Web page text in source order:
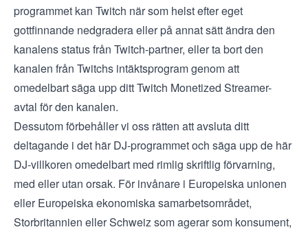
programmet kan Twitch när som helst efter eget
gottfinnande nedgradera eller på annat sätt ändra den
kanalens status från Twitch-partner, eller ta bort den
kanalen från Twitchs intäktsprogram genom att
omedelbart säga upp ditt Twitch Monetized Streamer-
avtal för den kanalen.
Dessutom förbehåller vi oss rätten att avsluta ditt
deltagande i det här DJ-programmet och säga upp de här
DJ-villkoren omedelbart med rimlig skriftlig förvarning,
med eller utan orsak. För invånare i Europeiska unionen
eller Europeiska ekonomiska samarbetsområdet,
Storbritannien eller Schweiz som agerar som konsument,